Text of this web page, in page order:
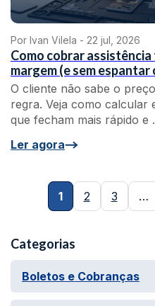
Por Ivan Vilela - 22 jul, 2026
Como cobrar
margem (e sem
O cliente não sabe o
regra. Veja como calcular
que fecham mais rápido e
Ler agora
1 2 3 …
Categorias
Boletos e Cobranças